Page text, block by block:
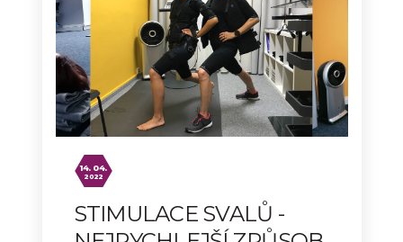
14. 04.
2022
STIMULACE SVALŮ -